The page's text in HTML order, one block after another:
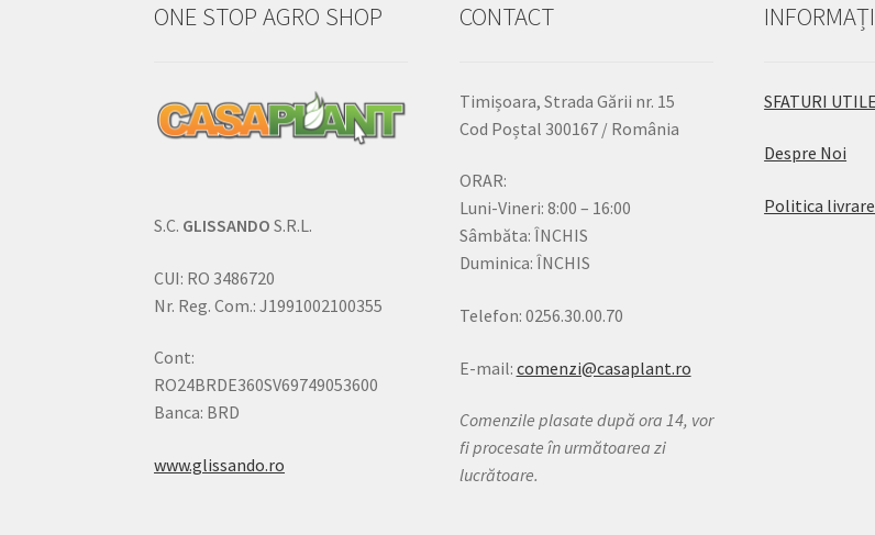
ONE STOP AGRO SHOP
S.C. GLISSANDO S.R.L.
CUI: RO 3486720
Nr. Reg. Com.: J1991002100355
Cont:
RO24BRDE360SV69749053600
Banca: BRD
www.glissando.ro
CONTACT
Timișoara, Strada Gării nr. 15
Cod Poștal 300167 / România
ORAR:
Luni-Vineri: 8:00 – 16:00
Sâmbăta: ÎNCHIS
Duminica: ÎNCHIS
Telefon: 0256.30.00.70
E-mail: comenzi@casaplant.ro
Comenzile plasate după ora 14, vor
fi procesate în următoarea zi
lucrătoare.
SFATURI UTILE
Despre Noi
Politica